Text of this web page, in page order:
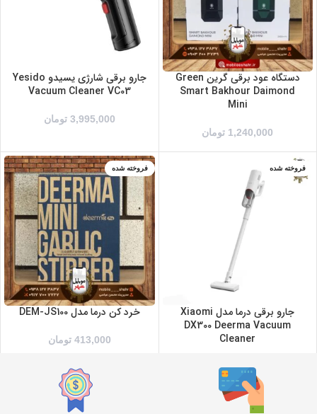
دستگاه عود برقی گرین Green
Smart Bakhour Daimond
Mini
1,240,000 تومان
جارو برقی شارژی یسیدو Yesido
Vacuum Cleaner VC03
3,995,000 تومان
فروخته شده
جارو برقی درما مدل Xiaomi
DX300 Deerma Vacuum
Cleaner
فروخته شده
خرد کن درما مدل DEM-JS100
413,000 تومان